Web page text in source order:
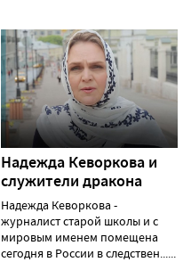
Надежда Кеворкова и
служители дракона
Надежда Кеворкова -
журналист старой школы и с
мировым именем помещена
сегодня в России в следствен......